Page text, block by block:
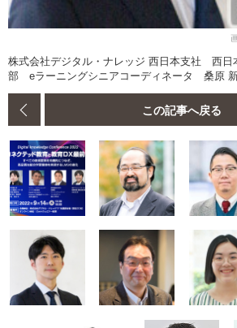
株式会社デジタル・ナレッジ 西日本支社 西日
部 eラーニングシニアコーディネータ 桑原
この記事へ戻る